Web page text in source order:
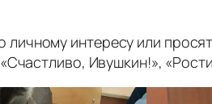
интересу или
Ивушкин!»,